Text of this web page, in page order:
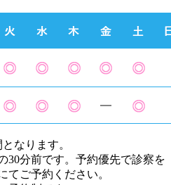
なります。
30分前です。予約優先で診察を
てご予約ください。